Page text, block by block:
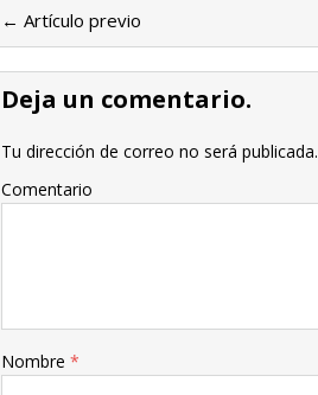
← Artículo previo
Deja un comentario.
Tu dirección de correo no será publicada.
Comentario
Nombre *